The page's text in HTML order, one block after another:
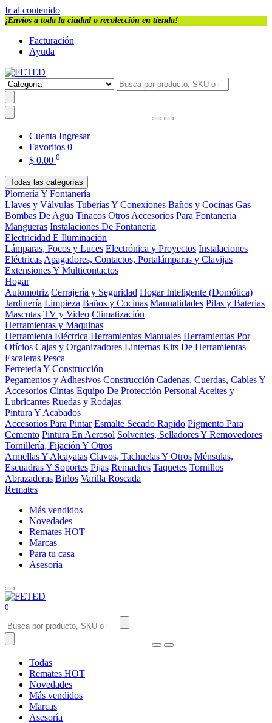
Ir al contenido
¡Envios a toda la ciudad o recolección en tienda!
Facturación
Ayuda
Cuenta Ingresar
Favoritos 0
$ 0.00 0
Todas las categorías
Plomería Y Fontanería
Llaves y Válvulas Tuberías Y Conexiones Baños y Cocinas Gas
Bombas De Agua Tinacos Otros Accesorios Para Fontanería
Mangueras Instalaciones De Fontanería
Electricidad E Iluminación
Lámparas, Focos y Luces Electrónica y Proyectos Instalaciones
Eléctricas Apagadores, Contactos, Portalámparas y Clavijas
Extensiones Y Multicontactos
Hogar
Automotriz Cerrajería y Seguridad Hogar Inteligente (Domótica)
Jardinería Limpieza Baños y Cocinas Manualidades Pilas y Baterias
Mascotas TV y Video Climatización
Herramientas y Maquinas
Herramienta Eléctrica Herramientas Manuales Herramientas Por
Ofícios Cajas y Organizadores Linternas Kits De Herramientas
Escaleras Pesca
Ferretería Y Construcción
Pegamentos y Adhesivos Construcción Cadenas, Cuerdas, Cables Y
Accesorios Cintas Equipo De Protección Personal Aceites y
Lubricantes Ruedas y Rodajas
Pintura Y Acabados
Accesorios Para Pintar Esmalte Secado Rapido Pigmento Para
Cemento Pintura En Aerosol Solventes, Selladores Y Removedores
Tornillería, Fijación Y Otros
Armellas Y Alcayatas Clavos, Tachuelas Y Otros Ménsulas,
Escuadras Y Soportes Pijas Remaches Taquetes Tornillos
Abrazaderas Birlos Varilla Roscada
Remates
Más vendidos
Novedades
Remates HOT
Marcas
Para tu casa
Asesoría
0
Todas
Remates HOT
Novedades
Más vendidos
Marcas
Asesoría